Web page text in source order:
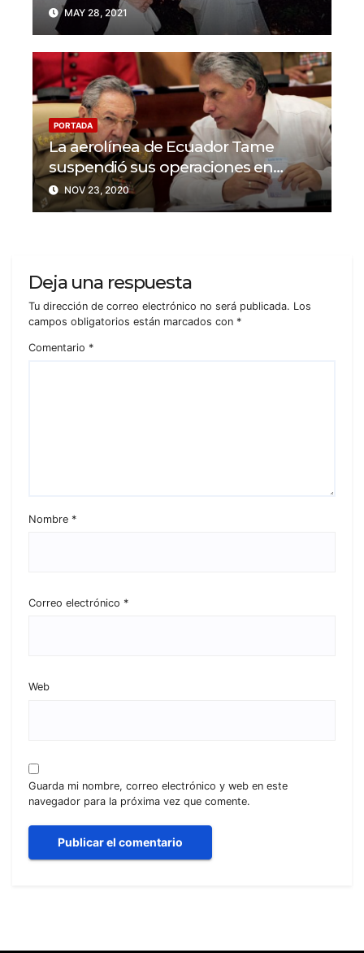
MAY 28, 2021
PORTADA
La aerolínea de Ecuador Tame
suspendió sus operaciones en
Cuba y Venezuela
NOV 23, 2020
Deja una respuesta
Tu dirección de correo electrónico no será publicada. Los
campos obligatorios están marcados con *
Comentario *
Nombre *
Correo electrónico *
Web
Guarda mi nombre, correo electrónico y web en este
navegador para la próxima vez que comente.